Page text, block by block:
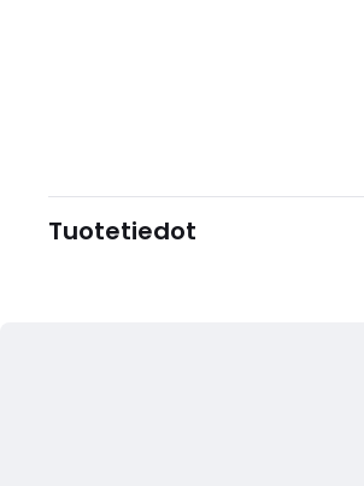
Tuotetiedot